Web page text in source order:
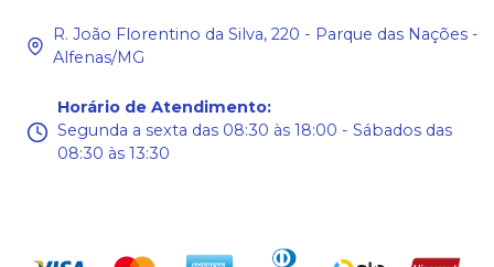
R. João Florentino da Silva, 220 - Parque das Nações -
Alfenas/MG
Horário de Atendimento:
Segunda a sexta das 08:30 às 18:00 - Sábados das
08:30 às 13:30